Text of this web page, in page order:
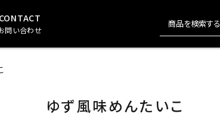
CONTACT
問い合わせ
ゆず風味めんたいこ